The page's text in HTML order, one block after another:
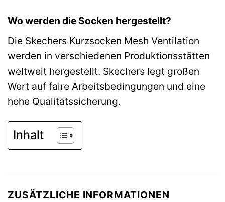
Wo werden die Socken hergestellt?
Die Skechers Kurzsocken Mesh Ventilation
werden in verschiedenen Produktionsstätten
weltweit hergestellt. Skechers legt großen
Wert auf faire Arbeitsbedingungen und eine
hohe Qualitätssicherung.
Inhalt
ZUSÄTZLICHE INFORMATIONEN